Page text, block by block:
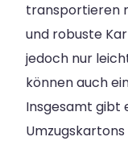
transportieren
und robuste
jedoch nur
können auch
Insgesamt gibt